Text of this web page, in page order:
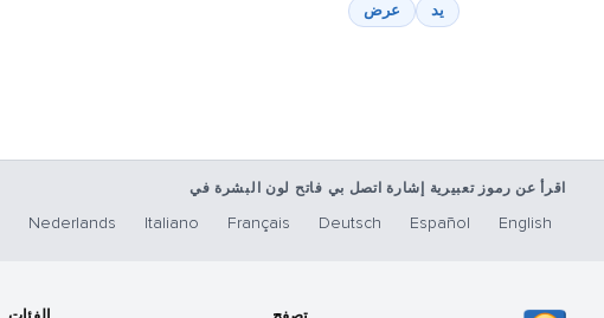
يد
عرض
اقرأ عن رموز تعبيرية إشارة اتصل بي فاتح لون البشرة في
English
Español
Deutsch
Français
Italiano
Nederlands